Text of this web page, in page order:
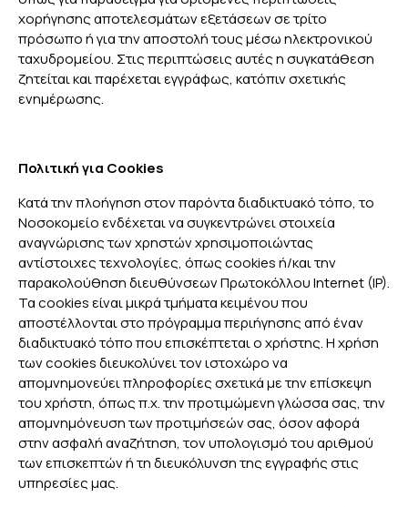
χορήγησης αποτελεσμάτων εξετάσεων σε τρίτο
πρόσωπο ή για την αποστολή τους μέσω ηλεκτρονικού
ταχυδρομείου. Στις περιπτώσεις αυτές η συγκατάθεση
ζητείται και παρέχεται εγγράφως, κατόπιν σχετικής
ενημέρωσης.
Πολιτική για Cookies
Κατά την πλοήγηση στον παρόντα διαδικτυακό τόπο, το
Νοσοκομείο ενδέχεται να συγκεντρώνει στοιχεία
αναγνώρισης των χρηστών χρησιμοποιώντας
αντίστοιχες τεχνολογίες, όπως cookies ή/και την
παρακολούθηση διευθύνσεων Πρωτοκόλλου Internet (IP).
Τα cookies είναι μικρά τμήματα κειμένου που
αποστέλλονται στο πρόγραμμα περιήγησης από έναν
διαδικτυακό τόπο που επισκέπτεται ο χρήστης. Η χρήση
των cookies διευκολύνει τον ιστοχώρο να
απομνημονεύει πληροφορίες σχετικά με την επίσκεψη
του χρήστη, όπως π.χ. την προτιμώμενη γλώσσα σας, την
απομνημόνευση των προτιμήσεών σας, όσον αφορά
στην ασφαλή αναζήτηση, τον υπολογισμό του αριθμού
των επισκεπτών ή τη διευκόλυνση της εγγραφής στις
υπηρεσίες μας.